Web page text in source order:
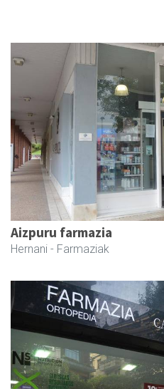
Aizpuru farmazia
Hernani - Farmaziak